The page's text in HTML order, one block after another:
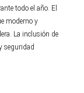
todo el año. El
moderno y
La inclusión de
seguridad